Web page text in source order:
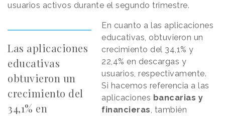
usuarios activos durante el segundo trimestre.
Las aplicaciones
educativas
obtuvieron un
crecimiento del
34,1% en
En cuanto a las aplicaciones
educativas, obtuvieron un
crecimiento del 34,1% y
22,4% en descargas y
usuarios, respectivamente.
Si hacemos referencia a las
aplicaciones bancarias y
financieras, también